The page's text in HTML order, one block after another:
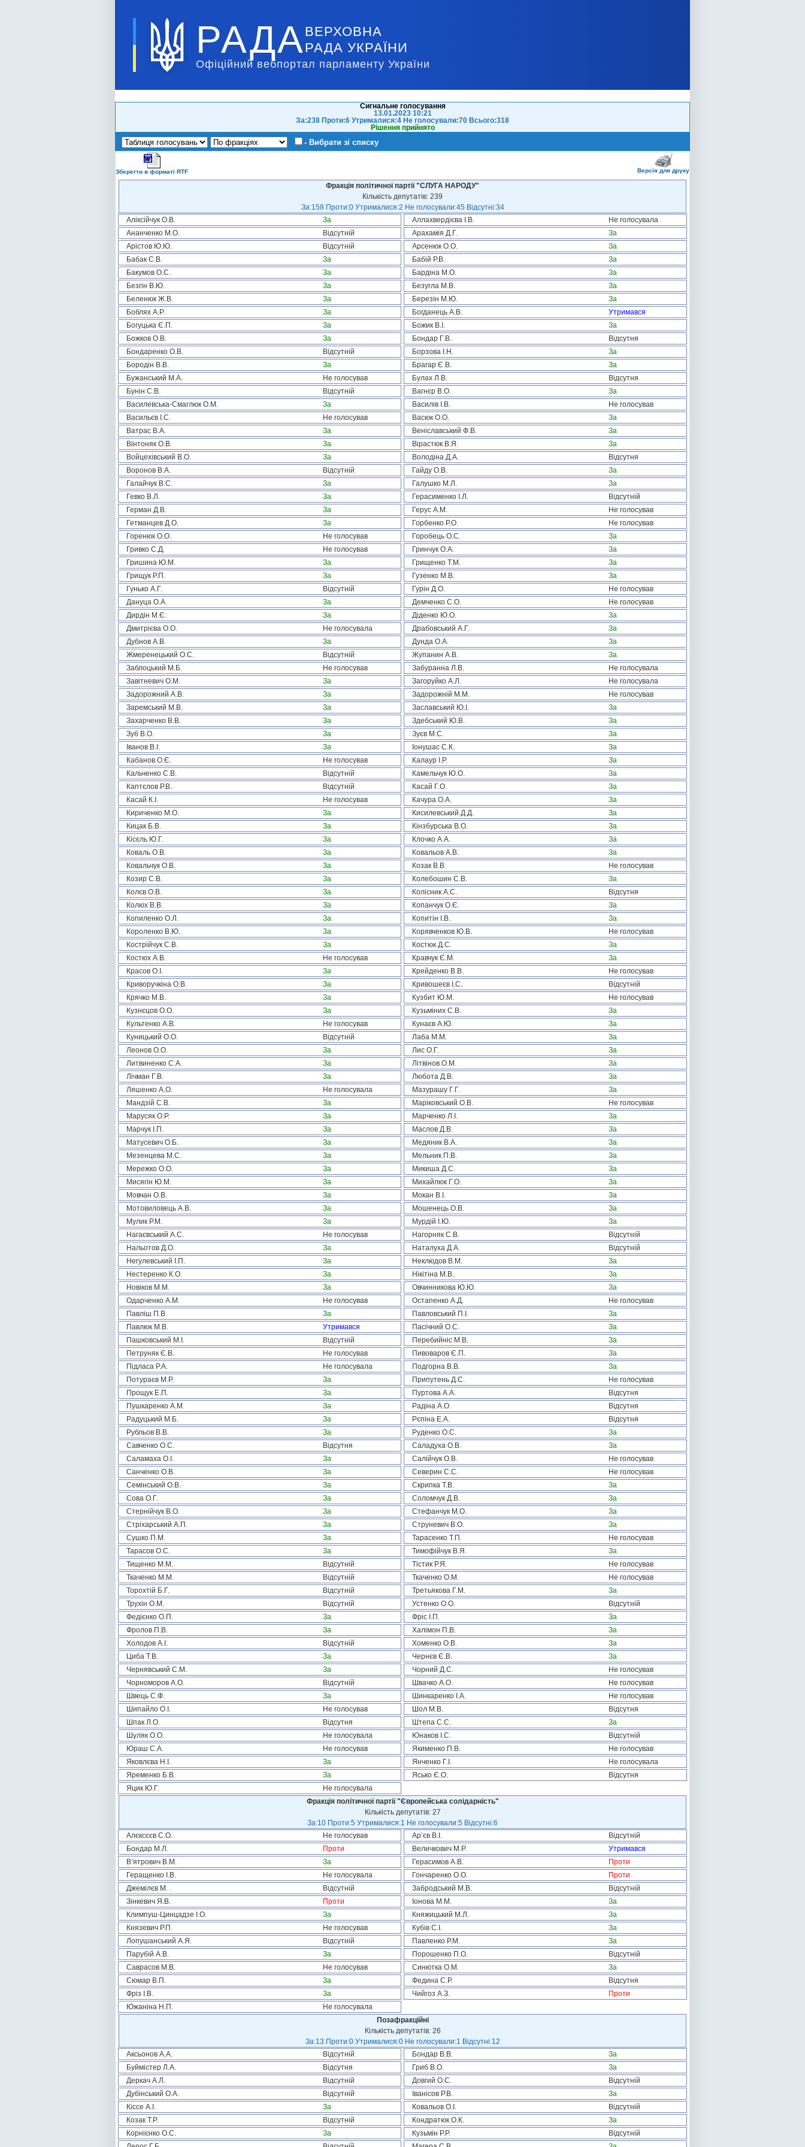
РАДА ВЕРХОВНА
РАДА УКРАЇНИ
Офіційний вебпортал парламенту України
Сигнальне голосування
13.01.2023 10:21
За:238 Проти:6 Утрималися:4 Не голосували:70 Всього:318
Рішення прийнято
- Вибрати зі списку
Зберегти в форматі RTF Версія для друку
Фракція політичної партії "СЛУГА НАРОДУ"
Кількість депутатів: 239
За:158 Проти:0 Утрималися:2 Не голосували:45 Відсутні:34
Аліксійчук О.В.
За Аллахвердієва І.В.
Не голосувала
Ананченко М.О.
Відсутній Арахамія Д.Г.
За
Арістов Ю.Ю.
Відсутній Арсенюк О.О.
За
Бабак С.В.
За Бабій Р.В.
За
Бакумов О.С.
За Бардіна М.О.
За
Безгін В.Ю.
За Безугла М.В.
За
Беленюк Ж.В.
За Березін М.Ю.
За
Боблях А.Р.
За Богданець А.В.
Утримався
Богуцька Є.П.
За Божик В.І.
За
Божков О.В.
За Бондар Г.В.
Відсутня
Бондаренко О.В.
Відсутній Борзова І.Н.
За
Бородін В.В.
За Брагар Є.В.
За
Бужанський М.А.
Не голосував Булах Л.В.
Відсутня
Бунін С.В.
Відсутній Вагнєр В.О.
За
Василевська-Смаглюк О.М.
За Василів І.В.
Не голосував
Васильєв І.С.
Не голосував Васюк О.О.
За
Ватрас В.А.
За Веніславський Ф.В.
За
Вінтоняк О.В.
За Вірастюк В.Я.
За
Войцехівський В.О.
За Володіна Д.А.
Відсутня
Воронов В.А.
Відсутній Гайду О.В.
За
Галайчук В.С.
За Галушко М.Л.
За
Гевко В.Л.
За Герасименко І.Л.
Відсутній
Герман Д.В.
За Герус А.М.
Не голосував
Гетманцев Д.О.
За Горбенко Р.О.
Не голосував
Горенюк О.О.
Не голосував Горобець О.С.
За
Гривко С.Д.
Не голосував Гринчук О.А.
За
Гришина Ю.М.
За Грищенко Т.М.
За
Грищук Р.П.
За Гузенко М.В.
За
Гунько А.Г.
Відсутній Гурін Д.О.
Не голосував
Дануца О.А.
За Демченко С.О.
Не голосував
Дирдін М.Є.
За Діденко Ю.О.
За
Дмитрієва О.О.
Не голосувала Драбовський А.Г.
За
Дубнов А.В.
За Дунда О.А.
За
Жмеренецький О.С.
Відсутній Жупанин А.В.
За
Заблоцький М.Б.
Не голосував Забуранна Л.В.
Не голосувала
Завітневич О.М.
За Загоруйко А.Л.
Не голосувала
Задорожний А.В.
За Задорожній М.М.
Не голосував
Заремський М.В.
За Заславський Ю.І.
За
Захарченко В.В.
За Здебський Ю.В.
За
Зуб В.О.
За Зуєв М.С.
За
Іванов В.І.
За Іонушас С.К.
За
Кабанов О.Є.
Не голосував Калаур І.Р.
За
Кальченко С.В.
Відсутній Камельчук Ю.О.
За
Каптєлов Р.В.
Відсутній Касай Г.О.
За
Касай К.І.
Не голосував Качура О.А.
За
Кириченко М.О.
За Кисилевський Д.Д.
За
Кицак Б.В.
За Кінзбурська В.О.
За
Кісєль Ю.Г.
За Клочко А.А.
За
Коваль О.В.
За Ковальов А.В.
За
Ковальчук О.В.
За Козак В.В.
Не голосував
Козир С.В.
За Колебошин С.В.
За
Колєв О.В.
За Колісник А.С.
Відсутня
Колюх В.В.
За Копанчук О.Є.
За
Копиленко О.Л.
За Копитін І.В.
За
Короленко В.Ю.
За Корявченков Ю.В.
Не голосував
Кострійчук С.В.
За Костюк Д.С.
За
Костюх А.В.
Не голосував Кравчук Є.М.
За
Красов О.І.
За Крейденко В.В.
Не голосував
Криворучкіна О.В.
За Кривошеєв І.С.
Відсутній
Крячко М.В.
За Кузбит Ю.М.
Не голосував
Кузнєцов О.О.
За Кузьміних С.В.
За
Культенко А.В.
Не голосував Кунаєв А.Ю.
За
Куницький О.О.
Відсутній Лаба М.М.
За
Леонов О.О.
За Лис О.Г.
За
Литвиненко С.А.
За Літвінов О.М.
За
Лічман Г.В.
За Любота Д.В.
За
Ляшенко А.О.
Не голосувала Мазурашу Г.Г.
За
Мандзій С.В.
За Маріковський О.В.
Не голосував
Марусяк О.Р.
За Марченко Л.І.
За
Марчук І.П.
За Маслов Д.В.
За
Матусевич О.Б.
За Медяник В.А.
За
Мезенцева М.С.
За Мельник П.В.
За
Мережко О.О.
За Микиша Д.С.
За
Мисягін Ю.М.
За Михайлюк Г.О.
За
Мовчан О.В.
За Мокан В.І.
За
Мотовиловець А.В.
За Мошенець О.В.
За
Мулик Р.М.
За Мурдій І.Ю.
За
Нагаєвський А.С.
Не голосував Нагорняк С.В.
Відсутній
Нальотов Д.О.
За Наталуха Д.А.
Відсутній
Негулевський І.П.
За Неклюдов В.М.
За
Нестеренко К.О.
За Нікітіна М.В.
За
Новіков М.М.
За Овчинникова Ю.Ю.
За
Одарченко А.М.
Не голосував Остапенко А.Д.
Не голосував
Павліш П.В.
За Павловський П.І.
За
Павлюк М.В.
Утримався Пасічний О.С.
За
Пашковський М.І.
Відсутній Перебийніс М.В.
За
Петруняк Є.В.
Не голосував Пивоваров Є.П.
За
Підласа Р.А.
Не голосувала Подгорна В.В.
За
Потураєв М.Р.
За Припутень Д.С.
Не голосував
Прощук Е.П.
За Пуртова А.А.
Відсутня
Пушкаренко А.М.
За Радіна А.О.
Відсутня
Радуцький М.Б.
За Рєпіна Е.А.
Відсутня
Рубльов В.В.
За Руденко О.С.
За
Савченко О.С.
Відсутня Саладуха О.В.
За
Саламаха О.І.
За Салійчук О.В.
Не голосував
Санченко О.В.
За Северин С.С.
Не голосував
Семінський О.В.
За Скрипка Т.В.
За
Сова О.Г.
За Соломчук Д.В.
За
Стернійчук В.О.
За Стефанчук М.О.
За
Стріхарський А.П.
За Струневич В.О.
За
Сушко П.М.
За Тарасенко Т.П.
Не голосував
Тарасов О.С.
За Тимофійчук В.Я.
За
Тищенко М.М.
Відсутній Тістик Р.Я.
Не голосував
Ткаченко М.М.
Відсутній Ткаченко О.М.
Не голосував
Торохтій Б.Г.
Відсутній Третьякова Г.М.
За
Трухін О.М.
Відсутній Устенко О.О.
Відсутній
Федієнко О.П.
За Фріс І.П.
За
Фролов П.В.
За Халімон П.В.
За
Холодов А.І.
Відсутній Хоменко О.В.
За
Циба Т.В.
За Чернєв Є.В.
За
Чернявський С.М.
За Чорний Д.С.
Не голосував
Чорноморов А.О.
Відсутній Швачко А.О.
Не голосував
Швець С.Ф.
За Шинкаренко І.А.
Не голосував
Шипайло О.І.
Не голосував Шол М.В.
Відсутня
Шпак Л.О.
Відсутня Штепа С.С.
За
Шуляк О.О.
Не голосувала Юнаков І.С.
Відсутній
Юраш С.А.
Не голосував Якименко П.В.
Не голосував
Яковлєва Н.І.
За Янченко Г.І.
Не голосувала
Яременко Б.В.
За Ясько Є.О.
Відсутня
Яцик Ю.Г.
Не голосувала
Фракція політичної партії "Європейська солідарність"
Кількість депутатів: 27
За:10 Проти:5 Утрималися:1 Не голосували:5 Відсутні:6
Алєксєєв С.О.
Не голосував Ар’єв В.І.
Відсутній
Бондар М.Л.
Проти Величкович М.Р.
Утримався
В’ятрович В.М.
За Герасимов А.В.
Проти
Геращенко І.В.
Не голосувала Гончаренко О.О.
Проти
Джемілєв М. .
Відсутній Забродський М.В.
Відсутній
Зінкевич Я.В.
Проти Іонова М.М.
За
Климпуш-Цинцадзе І.О.
За Княжицький М.Л.
За
Князевич Р.П.
Не голосував Кубів С.І.
За
Лопушанський А.Я.
Відсутній Павленко Р.М.
За
Парубій А.В.
За Порошенко П.О.
Відсутній
Саврасов М.В.
Не голосував Синютка О.М.
За
Сюмар В.П.
За Федина С.Р.
Відсутня
Фріз І.В.
За Чийгоз А.З.
Проти
Южаніна Н.П.
Не голосувала
Позафракційні
Кількість депутатів: 26
За:13 Проти:0 Утрималися:0 Не голосували:1 Відсутні:12
Аксьонов А.А.
Відсутній Бондар В.В.
За
Буймістер Л.А.
Відсутня Гриб В.О.
За
Деркач А.Л.
Відсутній Довгий О.С.
Відсутній
Дубінський О.А.
Відсутній Іванісов Р.В.
За
Кіссе А.І.
За Ковальов О.І.
Відсутній
Козак Т.Р.
Відсутній Кондратюк О.К.
За
Корнієнко О.С.
За Кузьмін Р.Р.
Відсутній